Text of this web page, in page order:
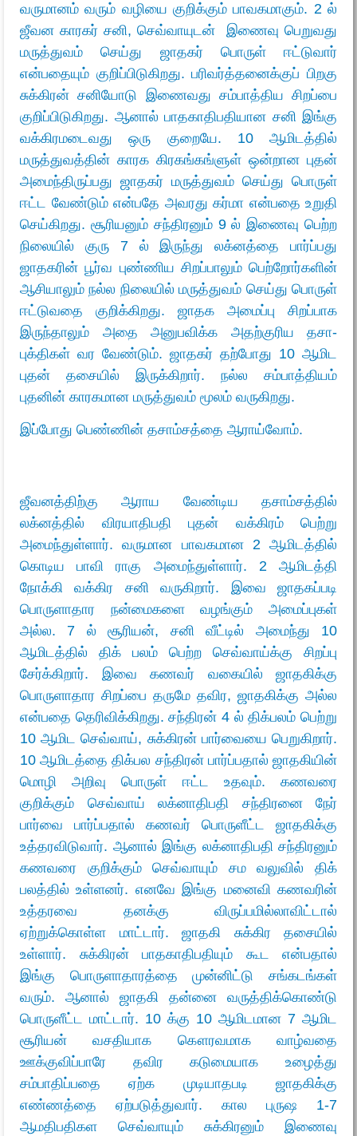
வருமானம் வரும் வழியை குறிக்கும் பாவகமாகும். 2 ல்
ஜீவன காரகர் சனி, செவ்வாயுடன் இணைவு பெறுவது
மருத்துவம் செய்து ஜாதகர் பொருள் ஈட்டுவார்
என்பதையும் குறிப்பிடுகிறது. பரிவர்த்தனைக்குப் பிறகு
சுக்கிரன் சனியோடு இணைவது சம்பாத்திய சிறப்பை
குறிப்பிடுகிறது. ஆனால் பாதகாதிபதியான சனி இங்கு
வக்கிரமடைவது ஒரு குறையே. 10 ஆமிடத்தில்
மருத்துவத்தின் காரக கிரகங்கங்ளுள் ஒன்றான புதன்
அமைந்திருப்பது ஜாதகர் மருத்துவம் செய்து பொருள்
ஈட்ட வேண்டும் என்பதே அவரது கர்மா என்பதை உறுதி
செய்கிறது. சூரியனும் சந்திரனும் 9 ல் இணைவு பெற்ற
நிலையில் குரு 7 ல் இருந்து லக்னத்தை பார்ப்பது
ஜாதகரின் பூர்வ புண்ணிய சிறப்பாலும் பெற்றோர்களின்
ஆசியாலும் நல்ல நிலையில் மருத்துவம் செய்து பொருள்
ஈட்டுவதை குறிக்கிறது. ஜாதக அமைப்பு சிறப்பாக
இருந்தாலும் அதை அனுபவிக்க அதற்குரிய தசா-
புக்திகள் வர வேண்டும். ஜாதகர் தற்போது 10 ஆமிட
புதன் தசையில் இருக்கிறார். நல்ல சம்பாத்தியம்
புதனின் காரகமான மருத்துவம் மூலம் வருகிறது.
இப்போது பெண்ணின் தசாம்சத்தை ஆராய்வோம்.
ஜீவனத்திற்கு ஆராய வேண்டிய தசாம்சத்தில்
லக்னத்தில் விரயாதிபதி புதன் வக்கிரம் பெற்று
அமைந்துள்ளார். வருமான பாவகமான 2 ஆமிடத்தில்
கொடிய பாவி ராகு அமைந்துள்ளார். 2 ஆமிடத்தி
நோக்கி வக்கிர சனி வருகிறார். இவை ஜாதகப்படி
பொருளாதார நன்மைகளை வழங்கும் அமைப்புகள்
அல்ல. 7 ல் சூரியன், சனி வீட்டில் அமைந்து 10
ஆமிடத்தில் திக் பலம் பெற்ற செவ்வாய்க்கு சிறப்பு
சேர்க்கிறார். இவை கணவர் வகையில் ஜாதகிக்கு
பொருளாதார சிறப்பை தருமே தவிர, ஜாதகிக்கு அல்ல
என்பதை தெரிவிக்கிறது. சந்திரன் 4 ல் திக்பலம் பெற்று
10 ஆமிட செவ்வாய், சுக்கிரன் பார்வையை பெறுகிறார்.
10 ஆமிடத்தை திக்பல சந்திரன் பார்ப்பதால் ஜாதகியின்
மொழி அறிவு பொருள் ஈட்ட உதவும். கணவரை
குறிக்கும் செவ்வாய் லக்னாதிபதி சந்திரனை நேர்
பார்வை பார்ப்பதால் கணவர் பொருளீட்ட ஜாதகிக்கு
உத்தரவிடுவார். ஆனால் இங்கு லக்னாதிபதி சந்திரனும்
கணவரை குறிக்கும் செவ்வாயும் சம வலுவில் திக்
பலத்தில் உள்ளனர். எனவே இங்கு மனைவி கணவரின்
உத்தரவை தனக்கு விருப்பமில்லாவிட்டால்
ஏற்றுக்கொள்ள மாட்டார். ஜாதகி சுக்கிர தசையில்
உள்ளார். சுக்கிரன் பாதகாதிபதியும் கூட என்பதால்
இங்கு பொருளாதாரத்தை முன்னிட்டு சங்கடங்கள்
வரும். ஆனால் ஜாதகி தன்னை வருத்திக்கொண்டு
பொருளீட்ட மாட்டார். 10 க்கு 10 ஆமிடமான 7 ஆமிட
சூரியன் வசதியாக கௌரவமாக வாழ்வதை
ஊக்குவிப்பாரே தவிர கடுமையாக உழைத்து
சம்பாதிப்பதை ஏற்க முடியாதபடி ஜாதகிக்கு
எண்ணத்தை ஏற்படுத்துவார். கால புருஷ 1-7
ஆமதிபதிகள செவ்வாயும் சுக்கிரனும் இணைவு